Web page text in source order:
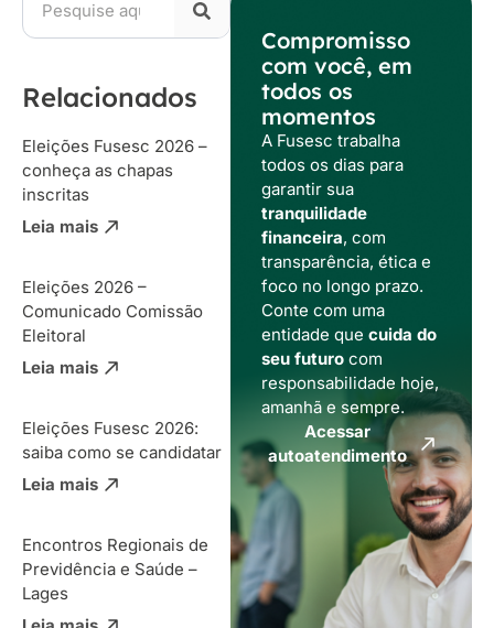
Relacionados
Eleições Fusesc 2026 –
conheça as chapas
inscritas
Leia mais
Eleições 2026 –
Comunicado Comissão
Eleitoral
Leia mais
Eleições Fusesc 2026:
saiba como se candidatar
Leia mais
Encontros Regionais de
Previdência e Saúde –
Lages
Compromisso
com você, em
todos os
momentos
A Fusesc trabalha
todos os dias para
garantir sua
tranquilidade
financeira, com
transparência, ética e
foco no longo prazo.
Conte com uma
entidade que cuida do
seu futurocom
responsabilidade hoje,
amanhã e sempre.
Acessar
autoatendimento